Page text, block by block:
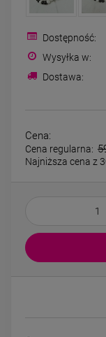
CHIRURGICZNA
czarny
39,00 zł
Dostępność:
Wysyłka w:
Dostawa:
Cena:
Cena regularna:
Najniższa cena z